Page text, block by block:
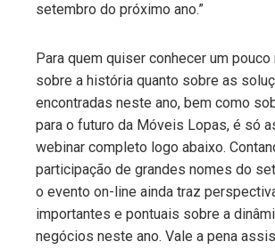
setembro do próximo ano.”
Para quem quiser conhecer um
sobre a história quanto sobre as
encontradas neste ano, bem como
para o futuro da Móveis Lopas, é só
webinar completo logo abaixo.
participação de grandes nomes do
o evento on-line ainda traz
importantes e pontuais sobre a
negócios neste ano. Vale a pena